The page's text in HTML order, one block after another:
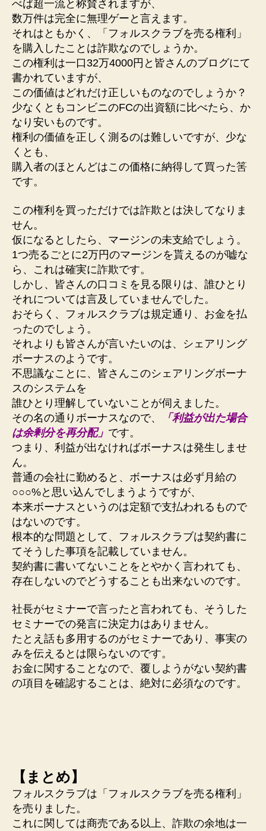
べば超一流と称賛されますが、
数万件は完全に無理ゲーと言えます。
それはともかく、「フォルスクラブを売る権利」
を購入したことは詐欺なのでしょうか。
この権利は一口32万4000円と皆さんのブログにて
書かれていますが、
この価値はどれだけ正しいものなのでしょうか？
少なくともコンビニのFCの出資額に比べたら、か
なり安いものです。
権利の価値を正しく測るのは難しいですが、少な
くとも、
購入者のほとんどはこの価格に納得して買った筈
です。
この権利を買っただけでは詐欺とは決してなりま
せん。
仮になるとしたら、マージンの未支給でしょう。
1つ売るごとに2万円のマージンを貰えるのが嘘な
ら、これは確実に詐欺です。
しかし、皆さんの口コミを見る限りは、誰ひとり
それについては言及していませんでした。
おそらく、フォルスクラブは規定通り、お金を払
ったのでしょう。
それよりも皆さんが言いたいのは、シェアリング
ボーナスのようです。
不思議なことに、皆さんこのシェアリングボーナ
スのシステムを
誰ひとり理解していないことが伺えました。
その名の通りボーナスなので、
「利益が出た場合
は余剰分を再分配」 です。
つまり、利益が出なければボーナスは発生しませ
ん。
普通の会社に勤めると、ボーナスは必ず月給の
○○○%と思い込んでしまうようですが、
本来ボーナスというのは定額で支払われるもので
はないのです。
根本的な問題として、フォルスクラブは契約書に
てそうした事項を記載していません。
契約書に書いてないことをとやかく言われても、
存在しないのでどうすることも出来ないのです。
社長がセミナーで言ったと言われても、そうした
セミナーでの発言に決定力はありません。
たとえ話も多用するのがセミナーであり、事実の
みを伝えるとは限らないのです。
お金に関することなので、覆しようがない契約書
の項目を確認することは、絶対に必須なのです。
【まとめ】
フォルスクラブは「フォルスクラブを売る権利」
を売りました。
これに関しては商売である以上、詐欺の余地は一